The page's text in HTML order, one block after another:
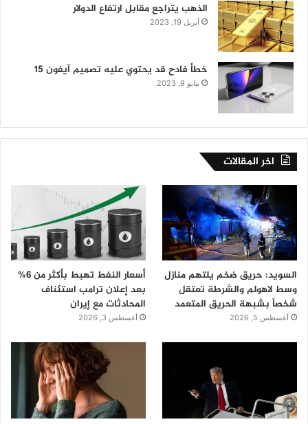
الذهب يتراجع مقابل ارتفاع الدولار
أبريل 19, 2023
خطأ فادح قد يحتوي عليه تصميم آيفون 15
مايو 9, 2023
اخر المقالات
السويد: حريق ضخم يلتهم منازل
وسط لاهولم والشرطة تعتقل
شخصاً بشبهة الحريق المتعمد
أغسطس 5, 2026
أسعار النفط تهبط بأكثر من 6%
بعد إعلان ترامب استئناف
المحادثات مع إيران
أغسطس 3, 2026